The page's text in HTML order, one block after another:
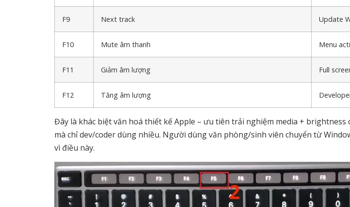
F9 Next track Update
F10 Mute âm thanh Menu
F11 Giảm âm lượng Full
F12 Tăng âm lượng
Đây là khác biệt văn hoá thiết kế Apple – ưu tiên trải nghiệm media + brightness
mà chỉ dev/coder dùng nhiều. Người dùng văn phòng/sinh viên chuyển từ
vì điều này.